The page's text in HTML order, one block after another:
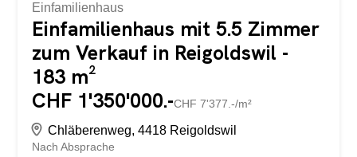
Einfamilienhaus
Einfamilienhaus mit 5.5 Zimmer
zum Verkauf in Reigoldswil -
183 m²
CHF 1'350'000.-CHF 7'377.-/m²
Chläberenweg, 4418 Reigoldswil
Nach Absprache